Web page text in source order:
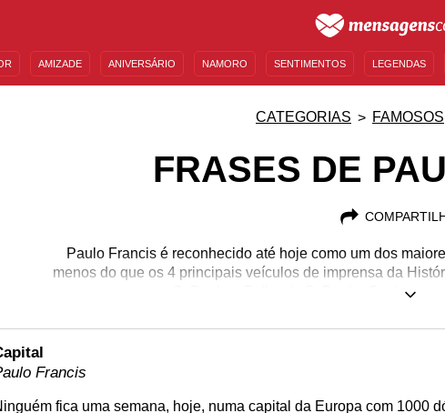
AMIZADE ANIVERSÁRIO NAMORO SENTIMENTOS LEGENDAS
CATEGORIAS FAMOSOS
FRASES DE
Paulo Francis é reconhecido até hoje como um dos
menos do que os 4 principais veículos de imprensa da
S. Paulo e Folha de S. Paulo. Conheça
Francis
fica uma semana, hoje, numa capital da Europa com 1000